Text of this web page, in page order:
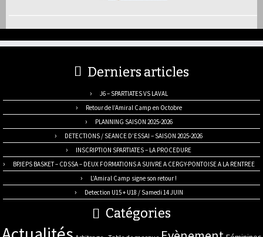
Derniers articles
J6 – SPARTIATES VS LAVAL
Retour de l’Amiral Camp en Octobre
PLANNING SAISON 2025-2026
DETECTIONS / SEANCE D’ESSAI – SAISON 2025-2026
INSCRIPTION SPARTIATES – LA PROCEDURE
BPJEPS BASKET – CDSSA – DEUX FORMATIONS A SUIVRE A CERGY-PONTOISE A LA RENTREE
L’Amiral Camp signe son retour !
Detection U15 + U18 / Samedi 14 JUIN
Catégories